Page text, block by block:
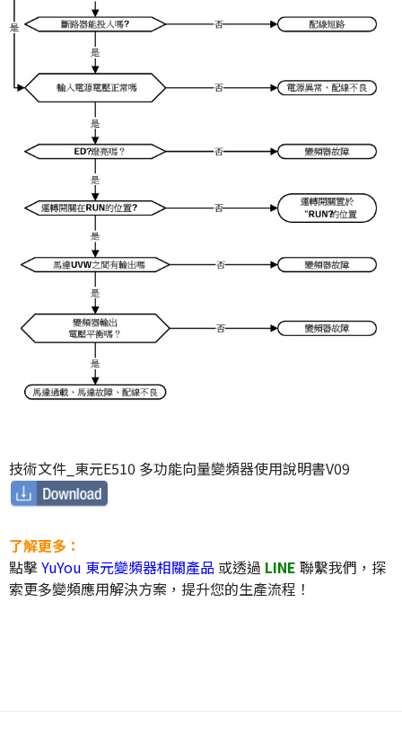
技術文件_東元E510 多功能向量變頻器使用說明書V09
了解更多：
點擊YuYou 東元變頻器相關產品 或透過 LINE 聯繫我們，探
索更多變頻應用解決方案，提升您的生產流程！